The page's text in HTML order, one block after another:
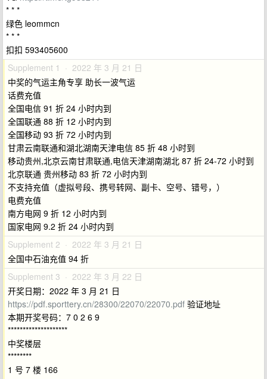
* * *
绿色 leommcn
* * *
扣扣 593405600
Supplement 1 · 2022 年 3 月 21 日
中奖的气运主角专享 助长一波气运
话费充值
全国电信 91 折 24 小时内到
全国联通 88 折 12 小时内到
全国移动 93 折 72 小时内到
甘肃云南联通和湖北湖南天津电信 85 折 48 小时到
移动贵州,北京云南甘肃联通,电信天津湖南湖北 87 折 24-72 小时到
北京联通 贵州移动 83 折 72 小时内到
不支持充值（虚拟号段、携号转网、副卡、空号、错号，）
电费充值
南方电网 9 折 12 小时内到
国家电网 9.2 折 24 小时内到
Supplement 2 · 2022 年 3 月 21 日
全国中石油充值 94 折
Supplement 3 · 2022 年 3 月 22 日
开奖日期：2022 年 3 月 21 日
https://pdf.sporttery.cn/28300/22070/22070.pdf 验证地址
本期开奖号码：7 0 2 6 9
********************
中奖楼层
********
1 号 7 楼 166